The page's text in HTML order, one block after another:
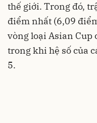
thế giới. Trong đó,
điểm nhất (6,09
vòng loại Asian Cup
trong khi hệ số của
5.